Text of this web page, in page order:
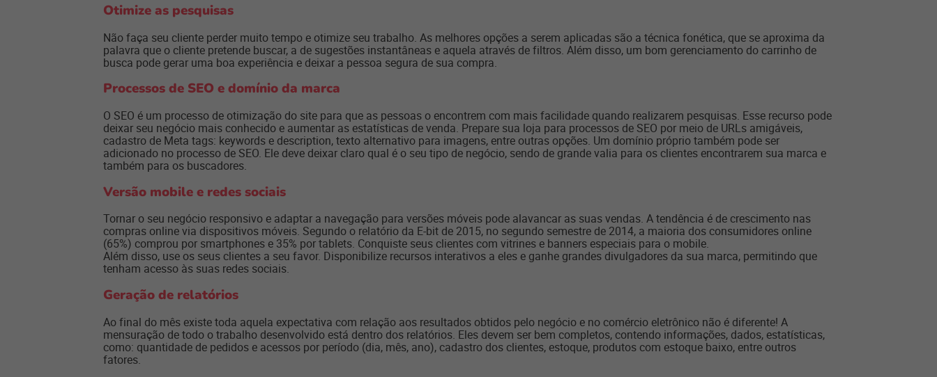
Otimize as pesquisas
Não faça seu cliente perder muito tempo e otimize seu trabalho. As melhores opções a serem aplicadas são a técnica fonética, que se aproxima da
palavra que o cliente pretende buscar, a de sugestões instantâneas e aquela através de filtros. Além disso, um bom gerenciamento do carrinho de
busca pode gerar uma boa experiência e deixar a pessoa segura de sua compra.
Processos de SEO e domínio da marca
O SEO é um processo de otimização do site para que as pessoas o encontrem com mais facilidade quando realizarem pesquisas. Esse recurso pode
deixar seu negócio mais conhecido e aumentar as estatísticas de venda. Prepare sua loja para processos de SEO por meio de URLs amigáveis,
cadastro de Meta tags: keywords e description, texto alternativo para imagens, entre outras opções. Um domínio próprio também pode ser
adicionado no processo de SEO. Ele deve deixar claro qual é o seu tipo de negócio, sendo de grande valia para os clientes encontrarem sua marca e
também para os buscadores.
Versão mobile e redes sociais
Tornar o seu negócio responsivo e adaptar a navegação para versões móveis pode alavancar as suas vendas. A tendência é de crescimento nas
compras online via dispositivos móveis. Segundo o relatório da E-bit de 2015, no segundo semestre de 2014, a maioria dos consumidores online
(65%) comprou por smartphones e 35% por tablets. Conquiste seus clientes com vitrines e banners especiais para o mobile.
Além disso, use os seus clientes a seu favor. Disponibilize recursos interativos a eles e ganhe grandes divulgadores da sua marca, permitindo que
tenham acesso às suas redes sociais.
Geração de relatórios
Ao final do mês existe toda aquela expectativa com relação aos resultados obtidos pelo negócio e no comércio eletrônico não é diferente! A
mensuração de todo o trabalho desenvolvido está dentro dos relatórios. Eles devem ser bem completos, contendo informações, dados, estatísticas,
como: quantidade de pedidos e acessos por período (dia, mês, ano), cadastro dos clientes, estoque, produtos com estoque baixo, entre outros
fatores.